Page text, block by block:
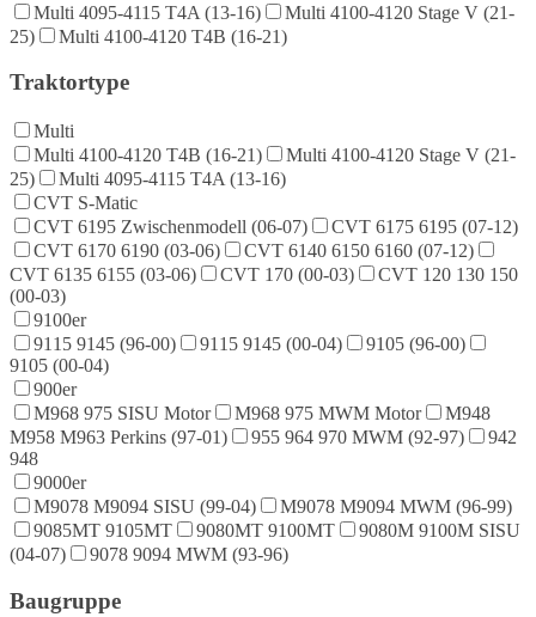
Multi 4095-4115 T4A (13-16)
Multi 4100-4120 Stage V (21-
25)
Multi 4100-4120 T4B (16-21)
Traktortype
Multi
Multi 4100-4120 T4B (16-21)
Multi 4100-4120 Stage V (21-
25)
Multi 4095-4115 T4A (13-16)
CVT S-Matic
CVT 6195 Zwischenmodell (06-07)
CVT 6175 6195 (07-12)
CVT 6170 6190 (03-06)
CVT 6140 6150 6160 (07-12)
CVT 6135 6155 (03-06)
CVT 170 (00-03)
CVT 120 130 150
(00-03)
9100er
9115 9145 (96-00)
9115 9145 (00-04)
9105 (96-00)
9105 (00-04)
900er
M968 975 SISU Motor
M968 975 MWM Motor
M948
M958 M963 Perkins (97-01)
955 964 970 MWM (92-97)
942
948
9000er
M9078 M9094 SISU (99-04)
M9078 M9094 MWM (96-99)
9085MT 9105MT
9080MT 9100MT
9080M 9100M SISU
(04-07)
9078 9094 MWM (93-96)
Baugruppe